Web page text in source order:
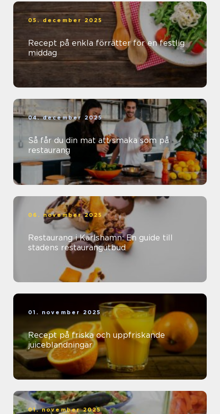
05. december 2025
Recept på enkla förrätter för en festlig
middag
04. december 2025
Så får du din mat att smaka som på
restaurang
06. november 2025
Restaurang i Karlshamn: En guide till
stadens restaurangutbud
01. november 2025
Recept på friska och uppfriskande
juiceblandningar
01. november 2025